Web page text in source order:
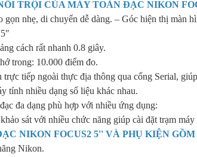
TRỘI CỦA MÁY TOÀN ĐẠC NIKON
gọn nhẹ, di chuyển dễ dàng. – Góc hiện thị màn
cách rất nhanh 0.8 giây.
trong: 10.000 điểm đo.
trực tiếp ngoài thực địa thông qua cổng Serial,
tính nhiều dạng số liệu khác nhau.
đa dạng phù hợp với nhiều ứng dụng:
sát với nhiều chức năng giúp cài đặt trạm máy
NIKON FOCUS2 5'' VÀ PHỤ KIỆN GỒM
Nikon.